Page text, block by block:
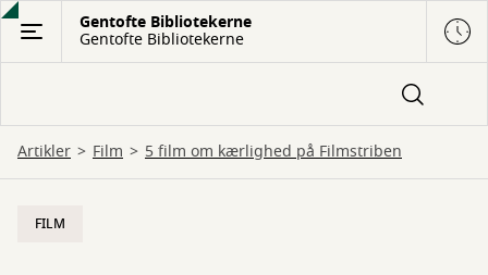
Gå
hovedindhold
Gentofte Bibliotekerne
Gentofte Bibliotekerne
Artikler Film 5 film om kærlighed på Filmstriben
FILM